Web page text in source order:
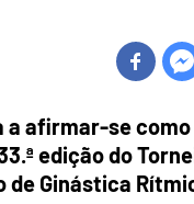
a afirmar-se
edição do
de Ginástica